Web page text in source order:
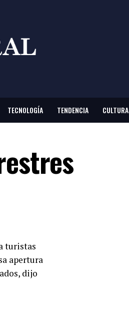
TECNOLOGÍA TENDENCIA CULTURA
turistas
apertura
dijo